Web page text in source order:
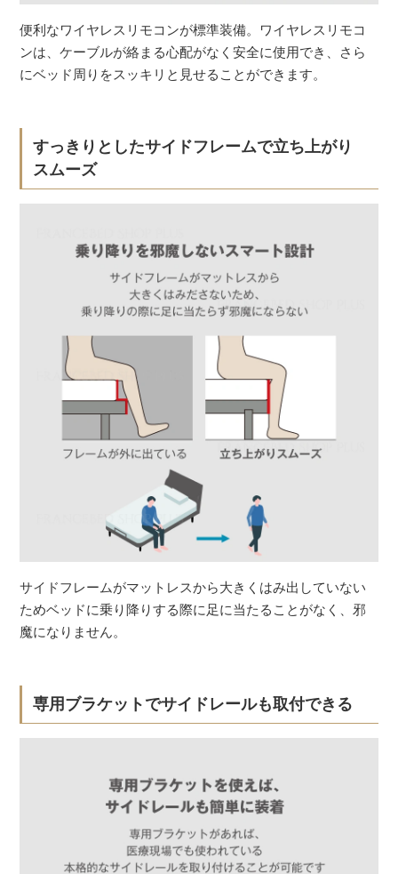
便利なワイヤレスリモコンが標準装備。ワイヤレスリモコ
ンは、ケーブルが絡まる心配がなく安全に使用でき、さら
にベッド周りをスッキリと見せることができます。
すっきりとしたサイドフレームで立ち上がり
スムーズ
サイドフレームがマットレスから大きくはみ出していない
ためベッドに乗り降りする際に足に当たることがなく、邪
魔になりません。
専用ブラケットでサイドレールも取付できる